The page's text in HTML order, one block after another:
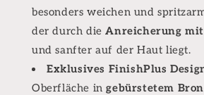
besonders weichen und
der durch dieAnreicherung
und sanfter auf der Haut liegt.
Exklusives FinishPlus
Oberfläche ingebürstetem